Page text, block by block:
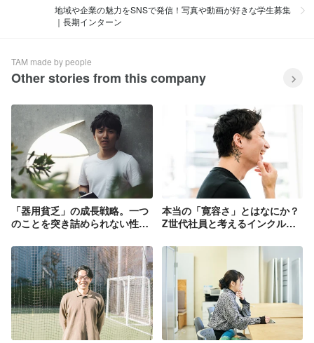
地域や企業の魅力をSNSで発信！写真や動画が好きな学生募集
｜長期インターン
TAM made by people
Other stories from this company
「器用貧乏」の成長戦略。一つ
のことを突き詰められない性格
本当の「寛容さ」とはなにか？
Z世代社員と考えるインクルー